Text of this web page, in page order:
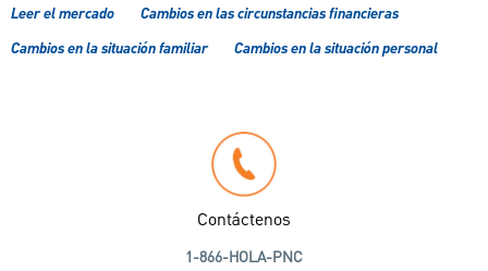
Leer el mercado
Cambios en las circunstancias financieras
Cambios en la situación familiar
Cambios en la situación personal
Contáctenos
1-866-HOLA-PNC